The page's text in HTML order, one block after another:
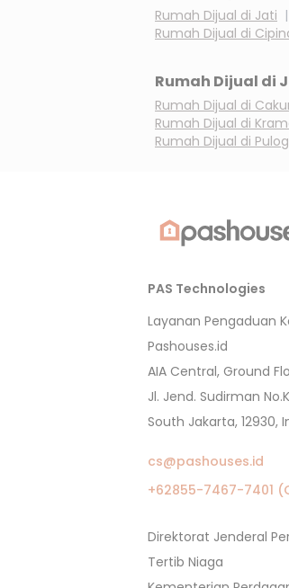
Rumah Dijual di Jati |
Rumah Dijual di
Rumah Dijual di
Rumah Dijual di
Rumah Dijual di
Rumah Dijual di
PAS Technologies
Layanan Pengaduan
Pashouses.id
AIA Central, Ground
Jl. Jend. Sudirman
South Jakarta, 12930,
cs@pashouses.id
+62855-7467-7401
Direktorat Jenderal
Tertib Niaga